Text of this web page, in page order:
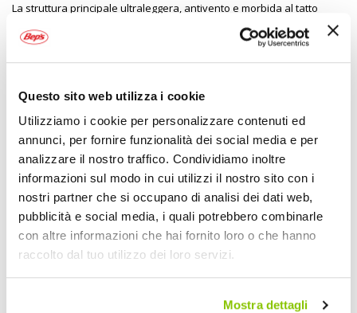
Questo sito web utilizza i cookie
Utilizziamo i cookie per personalizzare contenuti ed
annunci, per fornire funzionalità dei social media e per
analizzare il nostro traffico. Condividiamo inoltre
informazioni sul modo in cui utilizzi il nostro sito con i
nostri partner che si occupano di analisi dei dati web,
pubblicità e social media, i quali potrebbero combinarle
con altre informazioni che hai fornito loro o che hanno
raccolto dal tuo utilizzo dei loro servizi.
Mostra dettagli
La struttura principale ultraleggera, antivento e morbida al tatto
presenta un trattamento idrorepellente aggiuntivo per condizioni di
bagnato. Inserti in rete elasticizzata sul retro per una migliore
circolazione dell'aria e traspirabilità. Incorpora morbidi inserti in rete
di nylon sotto le ascelle per migliorare il flusso d'aria e la gestione
vestibilità. Bordo elasticizzato su polsino / polso, collo e vita per
allungato offre una copertura estesa nella zona lombare. Dettagli
riflettenti. Borsa portaoggetti integrata per riporre facilmente il capo
Specifiche tecniche
Maggiori
Informazioni
M1809026
Bici
Fluo